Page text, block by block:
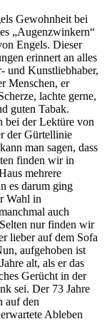
Gewohnheit bei
„Augenzwinkern“
Engels. Dieser
erinnert an alles
und Kunstliebhaber,
Menschen, er
lachte gerne,
guten Tabak.
bei der Lektüre von
der Gürtellinie
man sagen, dass
finden wir in
mehrere
es darum ging
Wahl in
auch
nur finden wir
lieber auf dem Sofa
aufgehoben ist
alt, als er das
Gerücht in der
sei. Der 73 Jahre
auf den
Ableben